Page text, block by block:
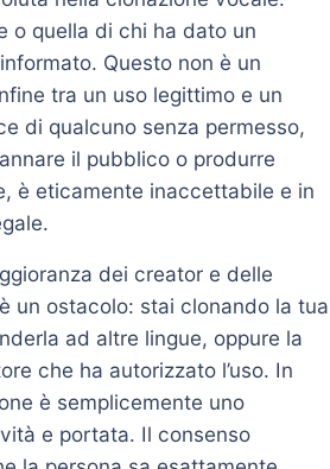
o quella di chi ha dato un
Questo non è un
tra un uso legittimo e un
di qualcuno senza permesso,
il pubblico o produrre
è eticamente inaccettabile e in
dei creator e delle
un ostacolo: stai clonando la tua
ad altre lingue, oppure la
che ha autorizzato l’uso. In
è semplicemente uno
e portata. Il consenso